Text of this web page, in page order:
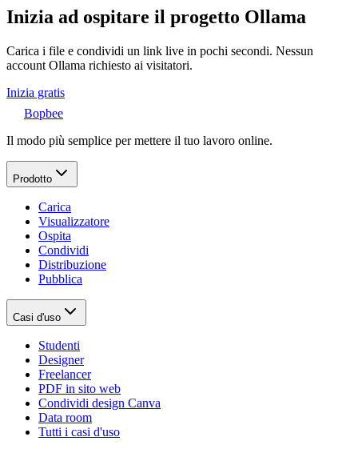
Inizia ad ospitare il progetto Ollama
Carica i file e condividi un link live in pochi secondi. Nessun
account Ollama richiesto ai visitatori.
Inizia gratis
Bopbee
Il modo più semplice per mettere il tuo lavoro online.
Prodotto
Carica
Visualizzatore
Ospita
Condividi
Distribuzione
Pubblica
Casi d'uso
Studenti
Designer
Freelancer
PDF in sito web
Condividi design Canva
Data room
Tutti i casi d'uso